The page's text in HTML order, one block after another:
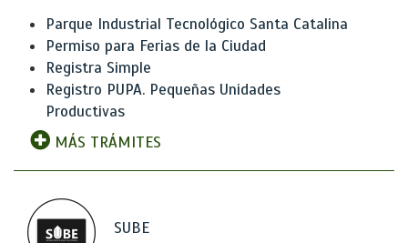
Parque Industrial Tecnológico Santa Catalina
Permiso para Ferias de la Ciudad
Registra Simple
Registro PUPA. Pequeñas Unidades
Productivas
MÁS TRÁMITES
SUBE